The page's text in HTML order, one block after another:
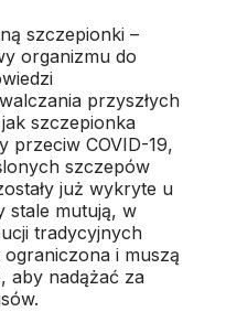
szczepionki –
organizmu do
przyszłych
szczepionka
przeciw COVID-19,
szczepów
już wykryte u
stale mutują, w
tradycyjnych
i muszą
aby nadążać za